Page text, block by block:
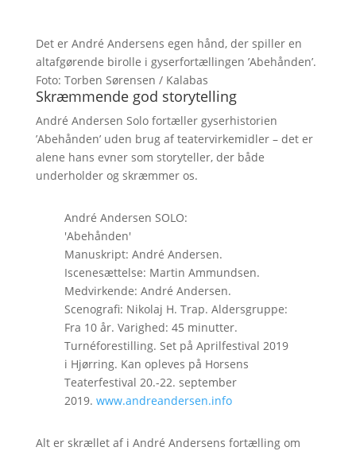
Det er André Andersens egen hånd, der spiller en
altafgørende birolle i gyserfortællingen ’Abehånden’.
Foto: Torben Sørensen / Kalabas
Skræmmende god storytelling
André Andersen Solo fortæller gyserhistorien
’Abehånden’ uden brug af teatervirkemidler – det er
alene hans evner som storyteller, der både
underholder og skræmmer os.
André Andersen SOLO:
'Abehånden'
Manuskript: André Andersen.
Iscenesættelse: Martin Ammundsen.
Medvirkende: André Andersen.
Scenografi: Nikolaj H. Trap. Aldersgruppe:
Fra 10 år. Varighed: 45 minutter.
Turnéforestilling. Set på Aprilfestival 2019
i Hjørring. Kan opleves på Horsens
Teaterfestival 20.-22. september
2019. www.andreandersen.info
Alt er skrællet af i André Andersens fortælling om